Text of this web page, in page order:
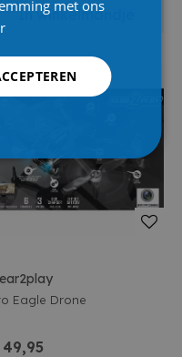
In winkelmandje
Eagle Drone
met ons